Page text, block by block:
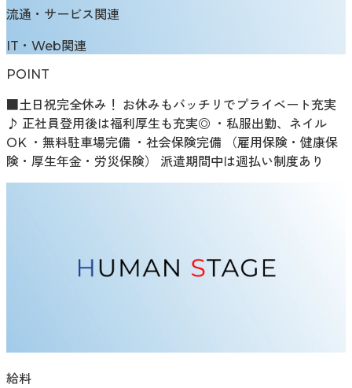
流通・サービス関連
IT・Web関連
POINT
■土日祝完全休み！ お休みもバッチリでプライベート充実
♪ 正社員登用後は福利厚生も充実◎ ・私服出勤、ネイル
OK ・無料駐車場完備 ・社会保険完備 （雇用保険・健康保
険・厚生年金・労災保険） 派遣期間中は週払い制度あり
給料